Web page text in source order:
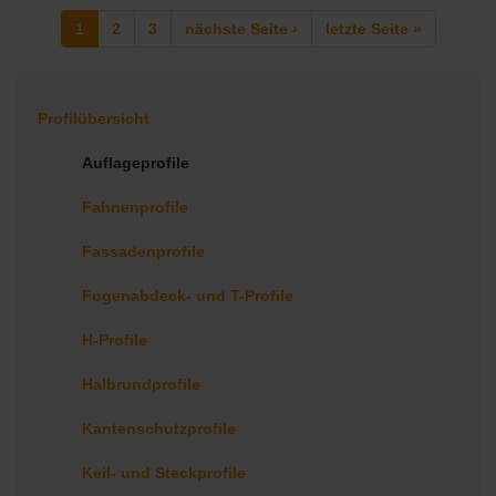
1 2 3 nächste Seite › letzte Seite »
Profilübersicht
Auflageprofile
Fahnenprofile
Fassadenprofile
Fugenabdeck- und T-Profile
H-Profile
Halbrundprofile
Kantenschutzprofile
Keil- und Steckprofile